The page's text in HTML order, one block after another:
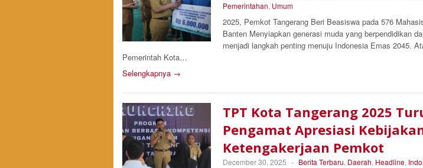
Pemerintahan, Umum
2025, Pemkot Tangerang Beri Beasiswa pada 576
Banten Menyiapkan generasi muda yang berpendidikan
menjadi langkah penting menuju Indonesia Emas 2045.
Pemerintah Kota…
Selengkapnya →
TPT Kota Tangerang 2025
Pengamat Apresiasi
Ketengakerjaan Pemkot
December 30, 2025 - Berita Terbaru, Daerah, Headline,